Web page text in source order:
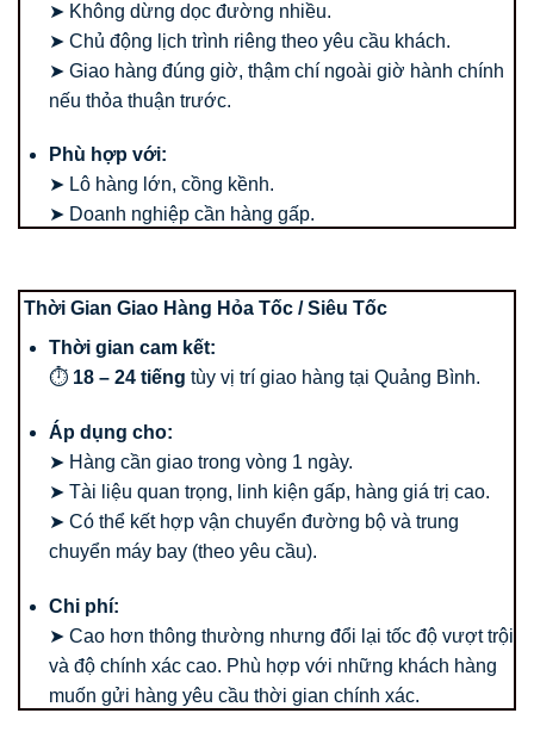
➤ Không dừng dọc đường nhiều.
➤ Chủ động lịch trình riêng theo yêu cầu khách.
➤ Giao hàng đúng giờ, thậm chí ngoài giờ hành chính
nếu thỏa thuận trước.
Phù hợp với:
➤ Lô hàng lớn, cồng kềnh.
➤ Doanh nghiệp cần hàng gấp.
Thời Gian Giao Hàng Hỏa Tốc / Siêu Tốc
Thời gian cam kết:
⏱ 18 – 24 tiếng tùy vị trí giao hàng tại Quảng Bình.
Áp dụng cho:
➤ Hàng cần giao trong vòng 1 ngày.
➤ Tài liệu quan trọng, linh kiện gấp, hàng giá trị cao.
➤ Có thể kết hợp vận chuyển đường bộ và trung
chuyển máy bay (theo yêu cầu).
Chi phí:
➤ Cao hơn thông thường nhưng đổi lại tốc độ vượt trội
và độ chính xác cao. Phù hợp với những khách hàng
muốn gửi hàng yêu cầu thời gian chính xác.